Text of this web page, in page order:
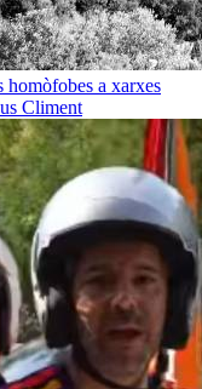
homòfobes a xarxes
Climent